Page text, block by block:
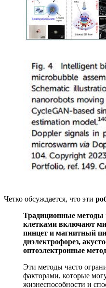
Четко обсуждается, что эти
Традиционные методы
клетками включают
пинцет и магнитный
диэлектрофорез,
оптоэлектронные
Эти методы часто
факторами, которые
жизнеспособности и